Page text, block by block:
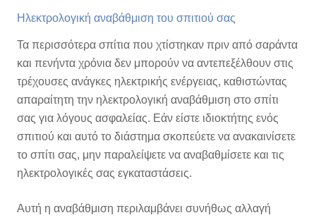
Ηλεκτρολογική αναβάθμιση του σπιτιού σας
Τα περισσότερα σπίτια που χτίστηκαν πριν από σαράντα
και πενήντα χρόνια δεν μπορούν να αντεπεξέλθουν στις
τρέχουσες ανάγκες ηλεκτρικής ενέργειας, καθιστώντας
απαραίτητη την ηλεκτρολογική αναβάθμιση στο σπίτι
σας για λόγους ασφαλείας. Εάν είστε ιδιοκτήτης ενός
σπιτιού και αυτό το διάστημα σκοπεύετε να ανακαινίσετε
το σπίτι σας, μην παραλείψετε να αναβαθμίσετε και τις
ηλεκτρολογικές σας εγκαταστάσεις.
Αυτή η αναβάθμιση περιλαμβάνει συνήθως αλλαγή